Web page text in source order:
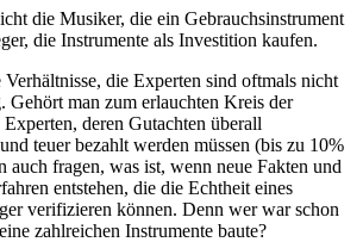
die Musiker, die ein Gebrauchsinstrument
die Instrumente als Investition kaufen.
die Experten sind oftmals nicht
Gehört man zum erlauchten Kreis der
deren Gutachten überall
teuer bezahlt werden müssen (bis zu 10%
auch fragen, was ist, wenn neue Fakten und
entstehen, die die Echtheit eines
verifizieren können. Denn wer war schon
zahlreichen Instrumente baute?